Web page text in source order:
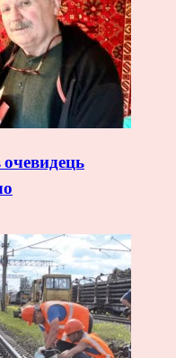
очевидець